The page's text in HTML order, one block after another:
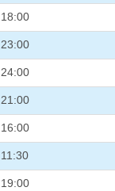
18:00
23:00
24:00
21:00
16:00
11:30
19:00